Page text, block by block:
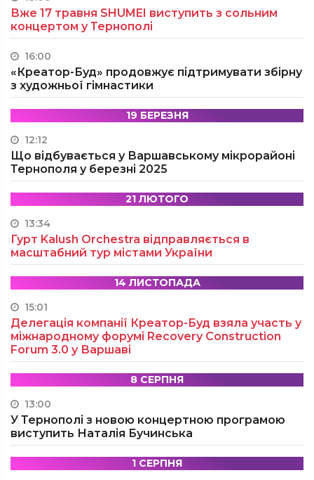
Вже 17 травня SHUMEI виступить з сольним
концертом у Тернополі
16:00
«Креатор-Буд» продовжує підтримувати збірну
з художньої гімнастики
19 БЕРЕЗНЯ
12:12
Що відбувається у Варшавському мікрорайоні
Тернополя у березні 2025
21 ЛЮТОГО
13:34
Гурт Kalush Orchestra відправляється в
масштабний тур містами України
14 ЛИСТОПАДА
15:01
Делегація компанії Креатор-Буд взяла участь у
міжнародному форумі Recovery Construction
Forum 3.0 у Варшаві
8 СЕРПНЯ
13:00
У Тернополі з новою концертною програмою
виступить Наталія Бучинська
1 СЕРПНЯ